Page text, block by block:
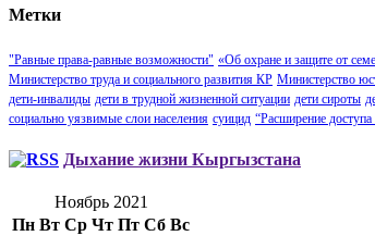
Метки
"Равные права-равные возможности" «Об охране и защите от
Министерство труда и социального развития КР Министерство
дети-инвалиды дети в трудной жизненной ситуации дети сироты
социально уязвимые слои населения суицид “Расширение
Дыхание жизни Кыргызстана
Ноябрь 2021
Пн Вт Ср Чт Пт Сб Вс